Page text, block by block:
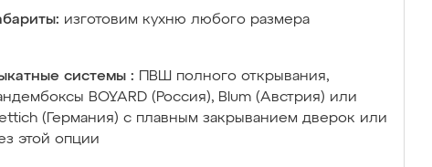
изготовим кухню любого размера
системы :
ПВШ полного открывания,
BOYARD (Россия), Blum (Австрия) или
(Германия) с плавным закрыванием дверок или
этой опции